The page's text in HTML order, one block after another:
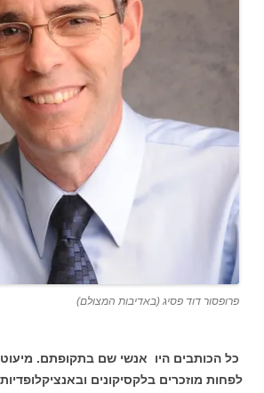
פרופסור דוד פסיג (באדיבות המצולם)
כל הכותבים היו אנשי שם בתקופתם. מיעוטם
לפחות מוזכרים בלקסיקונים